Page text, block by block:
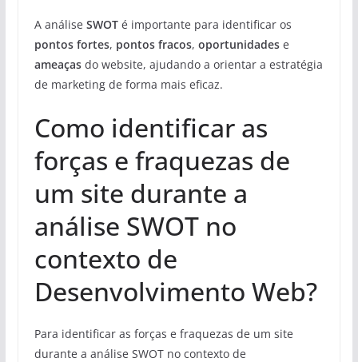
A análise SWOTé importante para identificar os
pontos fortes, pontos fracos, oportunidadese
ameaçasdo website, ajudando a orientar a estratégia
de marketing de forma mais eficaz.
Como identificar as
forças e fraquezas de
um site durante a
análise SWOT no
contexto de
Desenvolvimento Web?
Para identificar as forças e fraquezas de um site
durante a análise SWOT no contexto de